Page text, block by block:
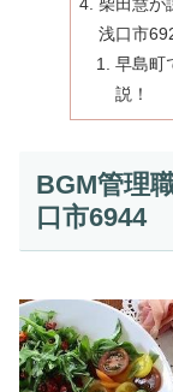
柴田慧が
浅口市
早島町
説！
BGM管理
口市6944